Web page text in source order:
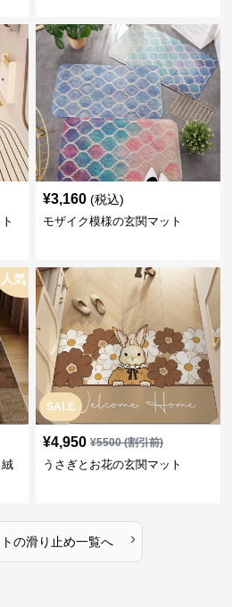
¥3,160 (税込)
モザイク模様の玄関マット
人気
SALE
¥4,950 ¥5500(割引前)
うさぎとお花の玄関マット
の滑り止め一覧へ ›